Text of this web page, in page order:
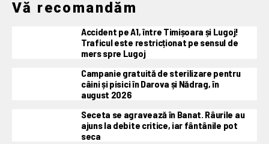
Vă recomandăm
Accident pe A1, între Timișoara și Lugoj!
Traficul este restricționat pe sensul de
mers spre Lugoj
Campanie gratuită de sterilizare pentru
câini și pisici în Darova și Nădrag, în
august 2026
Seceta se agravează în Banat. Râurile au
ajuns la debite critice, iar fântânile pot
seca